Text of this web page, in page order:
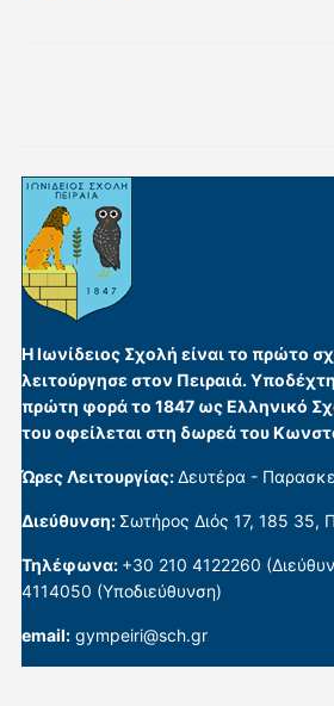
Η Ιωνίδειος Σχολή είναι το πρώτο
λειτούργησε στον Πειραιά.
πρώτη φορά το 1847 ως Ελληνικό
του οφείλεται στη δωρεά του
Ώρες Λειτουργίας:Δευτέρα -
Διεύθυνση: Σωτήρος Διός 17, 185 35,
Τηλέφωνα: +30 210 4122260
4114050 (Υποδιεύθυνση)
email:gympeiri@sch.gr